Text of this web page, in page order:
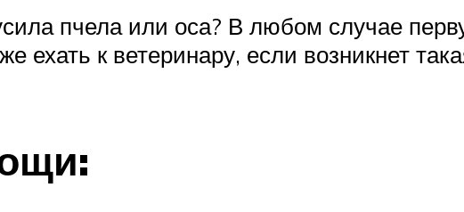
пчела или оса? В любом случае
ехать к ветеринару, если возникнет